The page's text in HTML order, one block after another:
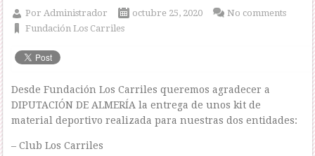
PorAdministrador
octubre 25, 2020
Fundación Los Carriles
No comments
Desde Fundación Los Carriles queremos agradecer a
DIPUTACIÓN DE ALMERÍA la entrega de unos kit de
material deportivo realizada para nuestras dos entidades:
– Club Los Carriles